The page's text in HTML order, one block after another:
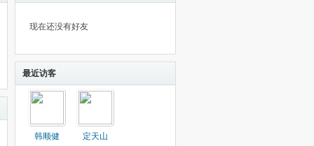
现在还没有好友
最近访客
韩顺健
定天山